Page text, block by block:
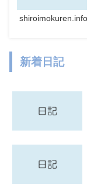
shiroimokuren.info
新着日記